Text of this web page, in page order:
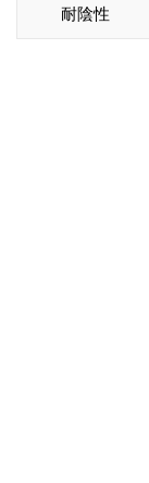
耐陰性